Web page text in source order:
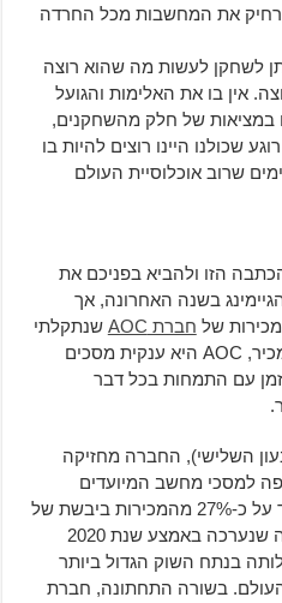
את המחשבות מכל החרדה
לשחקן לעשות מה שהוא רוצה
אין בו את האלימות והגועל
של חלק מהשחקנים,
שכולנו היינו רוצים להיות בו
שרוב אוכלוסיית העולם
הזו ולהביא בפניכם את
בשנה האחרונה, אך
של חברת AOC
שנתקלתי
בהם לאחרונה. למי מכם שלא מכיר, AOC היא ענקית מסכים
עם התמחות בכל דבר
2020 (הרבעון השלישי), החברה מחזיקה
למסכי מחשב המיועדים
לגיימינג (120Hz ומעלה) העומד על כ-27% מהמכירות ביבשת של
מסכים אלו. בנוסף לכך, בבדיקה שנערכה באמצע שנת 2020
בנתח השוק הגדול ביותר
(20%) – בכל העולם. בשורה התחתונה, חברת